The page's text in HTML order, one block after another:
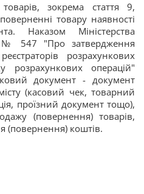
зокрема стаття 9,
товару наявності
Наказом Міністерства
№ 547 "Про затвердження
розрахункових
розрахункових операцій"
документ - документ
(касовий чек, товарний
проїзний документ тощо),
(повернення) товарів,
(повернення) коштів.